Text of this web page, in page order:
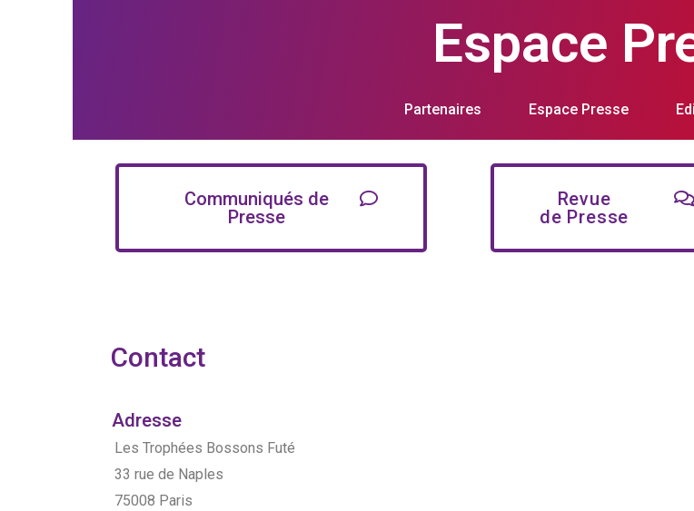
Espace
Partenaires Espace Presse
Communiqués de
Presse
Revue
de Presse
Contact
Adresse
Les Trophées Bossons Futé
33 rue de Naples
75008 Paris